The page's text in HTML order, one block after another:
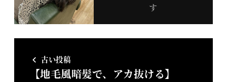
す
古い投稿
【地毛風暗髪で、アカ抜ける】